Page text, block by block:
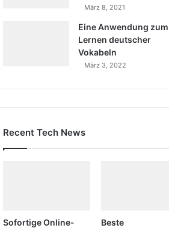
März 8, 2021
Eine Anwendung zum
Lernen deutscher
Vokabeln
März 3, 2022
Recent Tech News
Sofortige Online-
Beste